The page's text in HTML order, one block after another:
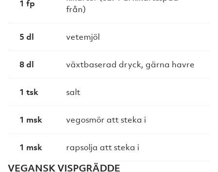
1 fp
från)
5 dl vetemjöl
8 dl växtbaserad dryck, gärna havre
1 tsk salt
1 msk vegosmör att steka i
1 msk rapsolja att steka i
VEGANSK VISPGRÄDDE